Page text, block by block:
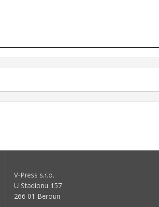
V-Press s.r.o.
U Stadionu 157
266 01 Beroun